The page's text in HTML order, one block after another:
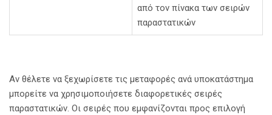
από τον πίνακα των σειρών
παραστατικών
Αν θέλετε να ξεχωρίσετε τις μεταφορές ανά υποκατάστημα
μπορείτε να χρησιμοποιήσετε διαφορετικές σειρές
παραστατικών. Οι σειρές που εμφανίζονται προς επιλογή